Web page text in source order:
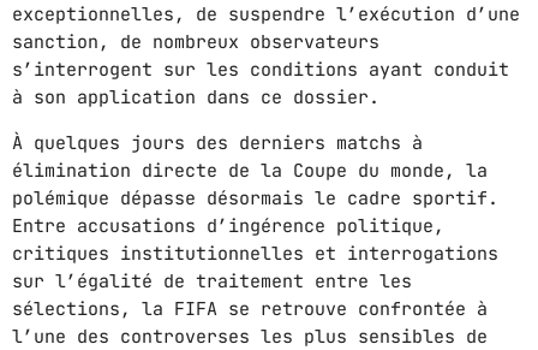
exceptionnelles, de suspendre l’exécution d’une
sanction, de nombreux observateurs
s’interrogent sur les conditions ayant conduit
à son application dans ce dossier.
À quelques jours des derniers matchs à
élimination directe de la Coupe du monde, la
polémique dépasse désormais le cadre sportif.
Entre accusations d’ingérence politique,
critiques institutionnelles et interrogations
sur l’égalité de traitement entre les
sélections, la FIFA se retrouve confrontée à
l’une des controverses les plus sensibles de